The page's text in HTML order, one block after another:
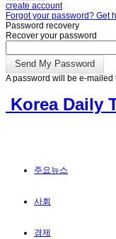
create account
Forgot your password? Get
Password recovery
Recover your password
A password will be e-mailed
Korea Daily
주요뉴스
사회
경제